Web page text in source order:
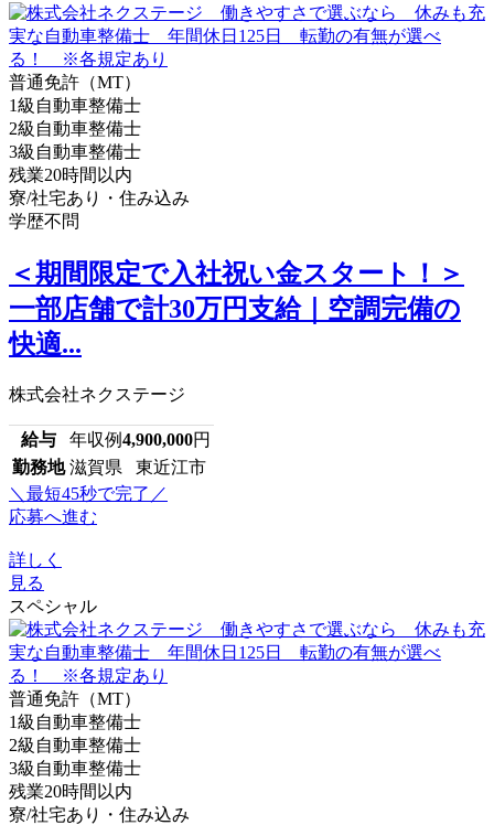
普通免許（MT）
1級自動車整備士
2級自動車整備士
3級自動車整備士
残業20時間以内
寮/社宅あり・住み込み
学歴不問
＜期間限定で入社祝い金スタート！＞
一部店舗で計30万円支給｜空調完備の
快適...
株式会社ネクステージ
給与 年収例4,900,000円
勤務地 滋賀県 東近江市
＼最短45秒で完了／
応募へ進む
詳しく
見る
スペシャル
普通免許（MT）
1級自動車整備士
2級自動車整備士
3級自動車整備士
残業20時間以内
寮/社宅あり・住み込み